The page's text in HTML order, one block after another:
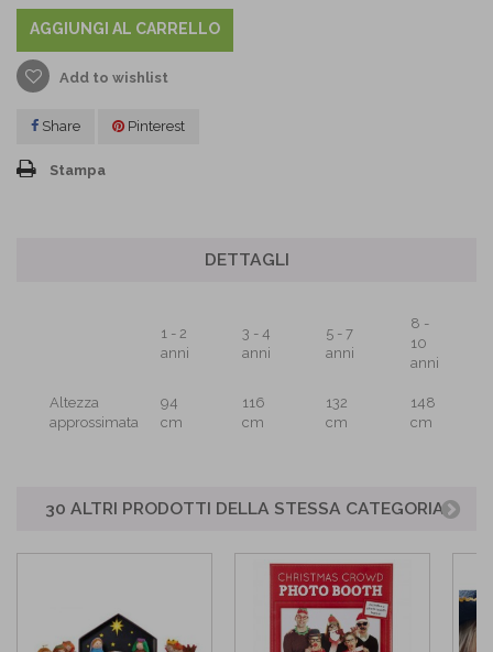
AGGIUNGI AL CARRELLO
Add to wishlist
Share Pinterest
Stampa
DETTAGLI
1 - 2
anni
3 - 4
anni
5 - 7
anni
8 -
10
anni
Altezza
approssimata
94
cm
116
cm
132
cm
148
cm
30 ALTRI PRODOTTI DELLA STESSA CATEGORIA: